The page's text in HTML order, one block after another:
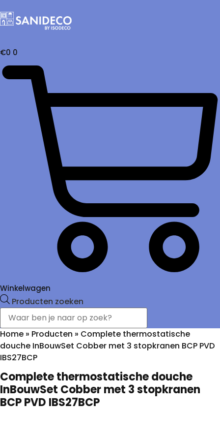
€0 0
Winkelwagen
Producten zoeken
Home » Producten » Complete thermostatische
douche InBouwSet Cobber met 3 stopkranen BCP PVD
IBS27BCP
Complete thermostatische douche
InBouwSet Cobber met 3 stopkranen
BCP PVD IBS27BCP